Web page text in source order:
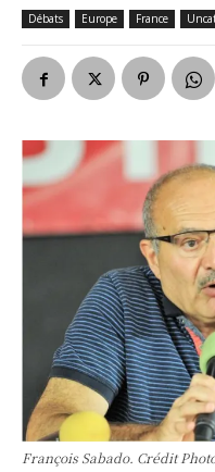
Débats Europe France
François Sabado. Crédit